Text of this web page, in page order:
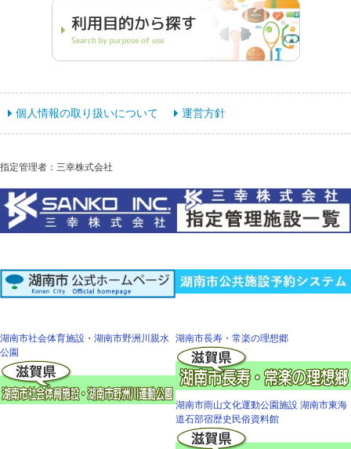
個人情報の取り扱いについて 運営方針
指定管理者：三幸株式会社